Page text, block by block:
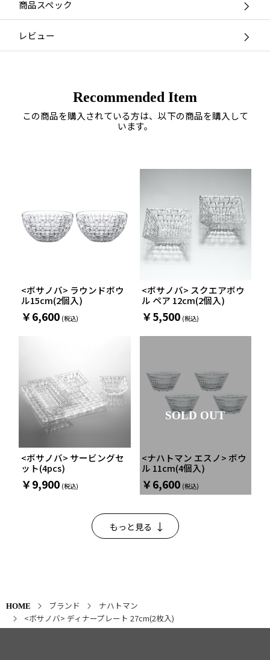
商品スペック
レビュー
Recommended Item
この商品を購入されている方は、以下の商品を購入して
います。
<ボサノバ> ラウンドボウ
ル15cm(2個入)
￥6,600
<ボサノバ> スクエアボウ
ル ペア 12cm(2個入)
￥5,500
<ボサノバ> サービングセ
ット(4pcs)
￥9,900
<ナハトマン エスノ> ボウ
ル 11cm(4個入)
￥6,600
SOLD OUT
もっと見る
HOME ブランド
ナハトマン
<ボサノバ> ディナープレート 27cm(2枚入)